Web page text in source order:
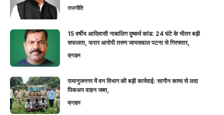
राजनीति
15 वर्षीय आदिवासी नाबालिग दुष्कर्म कांड: 24 घंटे के भीतर बड़ी
सफलता, फरार आरोपी तरुण जायसवाल पटना से गिरफ्तार,
क्राइम
रामानुजनगर में वन विभाग की बड़ी कार्रवाई: सागौन काष्ठ से लदा
पिकअप वाहन जब्त,
क्राइम